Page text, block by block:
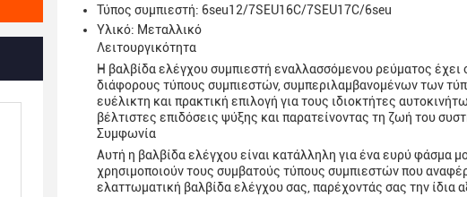
Τύπος συμπιεστή: 6seu12/7SEU16C/7SEU17C/6seu
Υλικό: Μεταλλικό
Λειτουργικότητα
Η βαλβίδα ελέγχου συμπιεστή εναλλασσόμενου ρεύματος έχει
διάφορους τύπους συμπιεστών, συμπεριλαμβανομένων των
ευέλικτη και πρακτική επιλογή για τους ιδιοκτήτες
βέλτιστες επιδόσεις ψύξης και παρατείνοντας τη ζωή του
Συμφωνία
Αυτή η βαλβίδα ελέγχου είναι κατάλληλη για ένα ευρύ
χρησιμοποιούν τους συμβατούς τύπους συμπιεστών που
ελαττωματική βαλβίδα ελέγχου σας, παρέχοντάς σας την ίδια